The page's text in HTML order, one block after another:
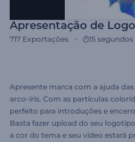
Apresentação de
717 Exportações 15 segundos
Apresente marca com a ajuda
arco-íris. Com as partículas
perfeito para introduções e
Basta fazer upload do seu
a cor do tema e seu vídeo estará